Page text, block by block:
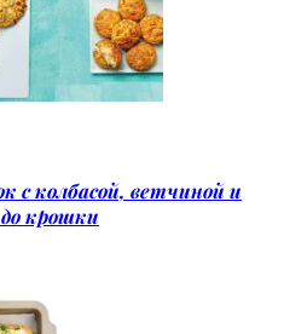
с колбасой, ветчиной и
крошки